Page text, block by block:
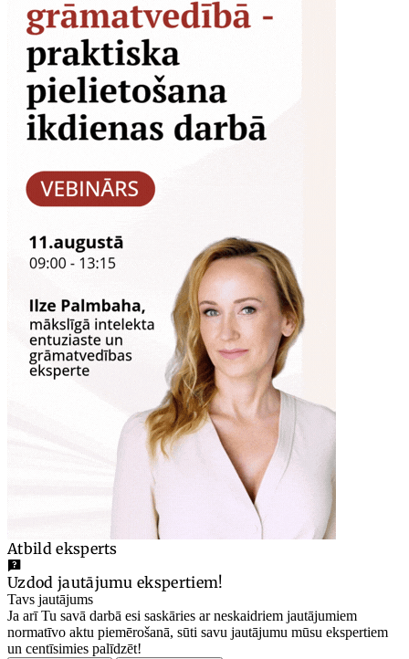
Atbild eksperts
Uzdod jautājumu ekspertiem!
Tavs jautājums
Ja arī Tu savā darbā esi saskāries ar neskaidriem jautājumiem
normatīvo aktu piemērošanā, sūti savu jautājumu mūsu ekspertiem
un centīsimies palīdzēt!